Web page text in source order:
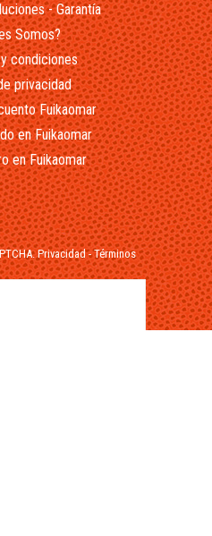
- Garantía
Somos?
condiciones
privacidad
Fuikaomar
en Fuikaomar
en Fuikaomar
Privacidad-Términos